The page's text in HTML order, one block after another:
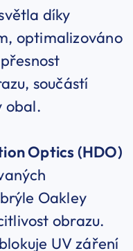
díky
optimalizováno
součástí
obal.
Optics (HDO)
Oakley
obrazu.
UV záření